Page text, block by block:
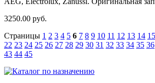
3250.00 руб.
Страницы 1 2 3 4 5 6 7 8 9 10 11 12 13 14 15
22 23 24 25 26 27 28 29 30 31 32 33 34 35 36
43 44 45